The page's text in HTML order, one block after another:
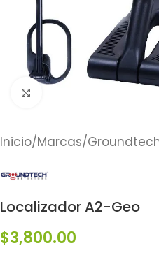
Inicio/Marcas/
Localizador A2-Geo
$3,800.00